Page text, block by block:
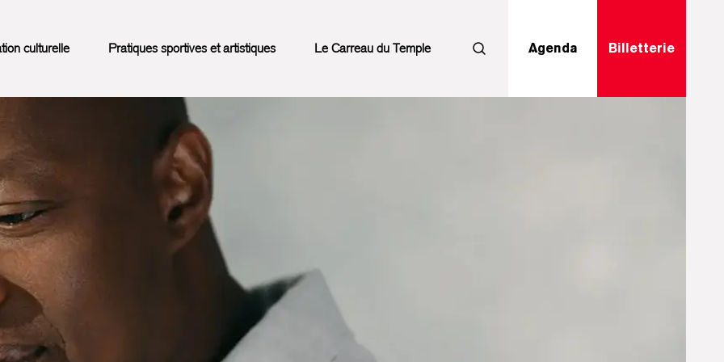
culturelle Pratiques sportives et artistiques Le Carreau du Temple RechercherAgenda Billetterie